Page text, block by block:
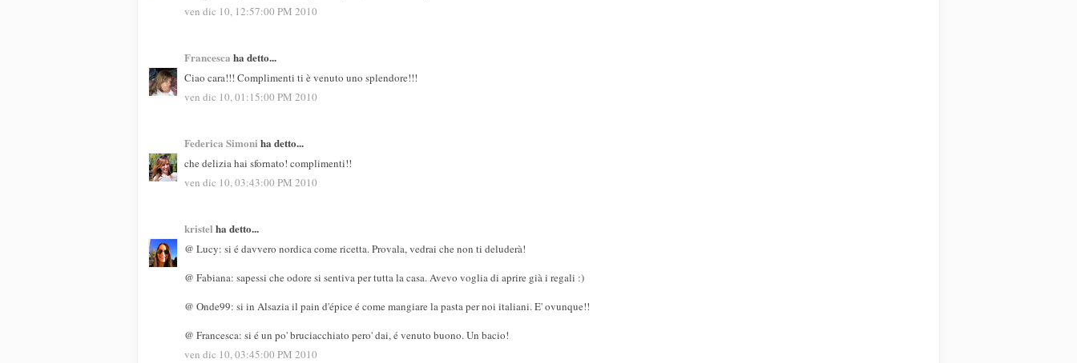
ven dic 10, 12:57:00 PM 2010
Francesca ha detto...
Ciao cara!!! Complimenti ti è venuto uno splendore!!!
ven dic 10, 01:15:00 PM 2010
Federica Simoni ha detto...
che delizia hai sfornato! complimenti!!
ven dic 10, 03:43:00 PM 2010
kristel ha detto...
@ Lucy: si é davvero nordica come ricetta. Provala, vedrai che non ti deluderà!
@ Fabiana: sapessi che odore si sentiva per tutta la casa. Avevo voglia di aprire già i regali :)
@ Onde99: si in Alsazia il pain d'épice é come mangiare la pasta per noi italiani. E' ovunque!!
@ Francesca: si é un po' bruciacchiato pero' dai, é venuto buono. Un bacio!
ven dic 10, 03:45:00 PM 2010